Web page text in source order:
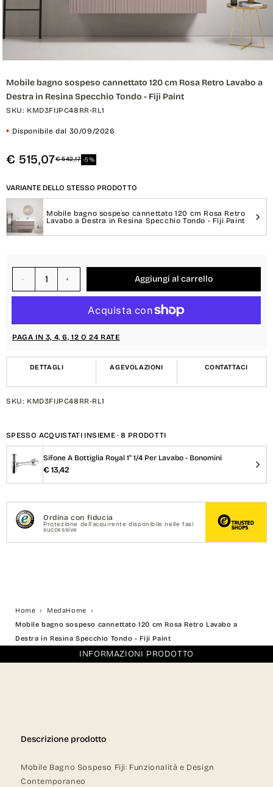
multimediali
in
finestra
Mobile bagno sospeso cannettato 120 cm Rosa Retro Lavabo a
Destra in Resina Specchio Tondo - Fiji Paint
SKU: KMD3FIJPC48RR-RL1
Disponibile dal 30/09/2026
-5%
€ 515,07€ 542,17
VARIANTE DELLO STESSO PRODOTTO
Mobile bagno sospeso cannettato 120 cm Rosa Retro
Lavabo a Destra in Resina Specchio Tondo - Fiji Paint
Diminuisci
quantità
{{
product
quantità
{{
product
Aggiungi al carrello
PAGA IN 3, 4, 6, 12 O 24 RATE
DETTAGLI AGEVOLAZIONI CONTATTACI
SKU: KMD3FIJPC48RR-RL1
Ordina con fiducia
Protezione dell'acquirente disponibile nelle fasi
successive
SPESSO ACQUISTATI INSIEME · 8 PRODOTTI
Sifone A Bottiglia Royal 1" 1/4 Per Lavabo - Bonomini
€ 13,42
Home
MedaHome
Mobile bagno sospeso cannettato 120 cm Rosa Retro Lavabo a
Destra in Resina Specchio Tondo - Fiji Paint
INFORMAZIONI PRODOTTO
Descrizione prodotto
Mobile Bagno Sospeso Fiji: Funzionalità e Design
Contemporaneo